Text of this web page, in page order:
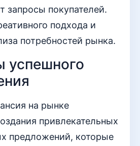
запросы покупателей.
подхода и
потребностей рынка.
успешного
на рынке
привлекательных
предложений, которые